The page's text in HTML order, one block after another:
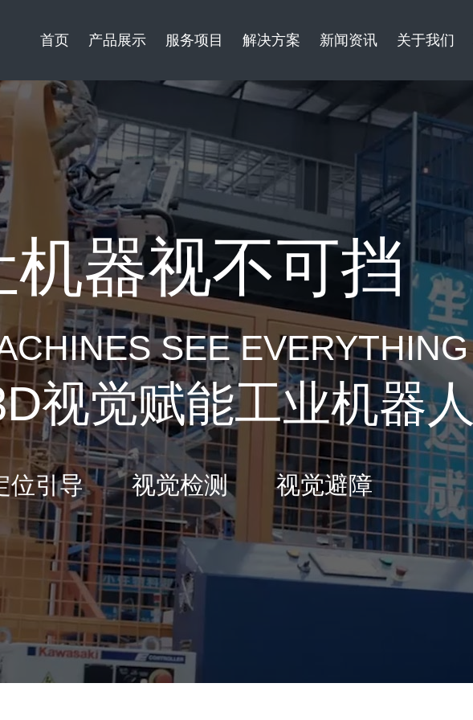
首页 产品展示 服务项目 解决方案 新闻资讯 关于我们
机器视不可挡
SEE EVERYTHING
视觉赋能工业机器人
位引导 视觉检测 视觉避障